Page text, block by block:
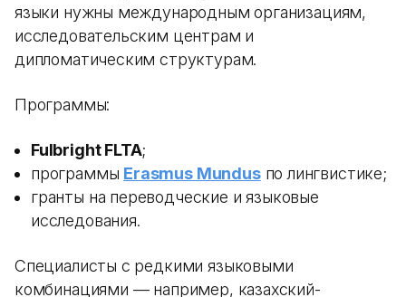
языки нужны международным организациям,
исследовательским центрам и
дипломатическим структурам.
Программы:
Fulbright FLTA;
программы Erasmus Mundusпо лингвистике;
гранты на переводческие и языковые
исследования.
Специалисты с редкими языковыми
комбинациями — например, казахский-